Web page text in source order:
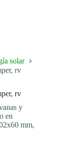
solar
rv
rv
y
en
mm,